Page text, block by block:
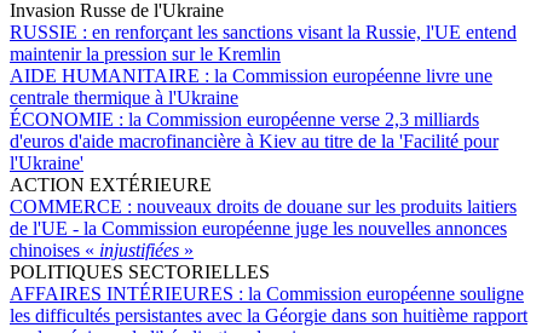
Invasion Russe de l'Ukraine
RUSSIE : en renforçant les sanctions visant la Russie, l'UE entend
maintenir la pression sur le Kremlin
AIDE HUMANITAIRE : la Commission européenne livre une
centrale thermique à l'Ukraine
ÉCONOMIE : la Commission européenne verse 2,3 milliards
d'euros d'aide macrofinancière à Kiev au titre de la 'Facilité pour
l'Ukraine'
ACTION EXTÉRIEURE
COMMERCE : nouveaux droits de douane sur les produits laitiers
de l'UE - la Commission européenne juge les nouvelles annonces
chinoises « injustifiées »
POLITIQUES SECTORIELLES
AFFAIRES INTÉRIEURES : la Commission européenne souligne
les difficultés persistantes avec la Géorgie dans son huitième rapport